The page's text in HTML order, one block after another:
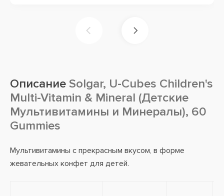
Описание Solgar, U-Cubes Children's
Multi-Vitamin & Mineral (Детские
Мультивитамины и Минералы), 60
Gummies
Мультивитамины с прекрасным вкусом, в форме
жевательных конфет для детей.